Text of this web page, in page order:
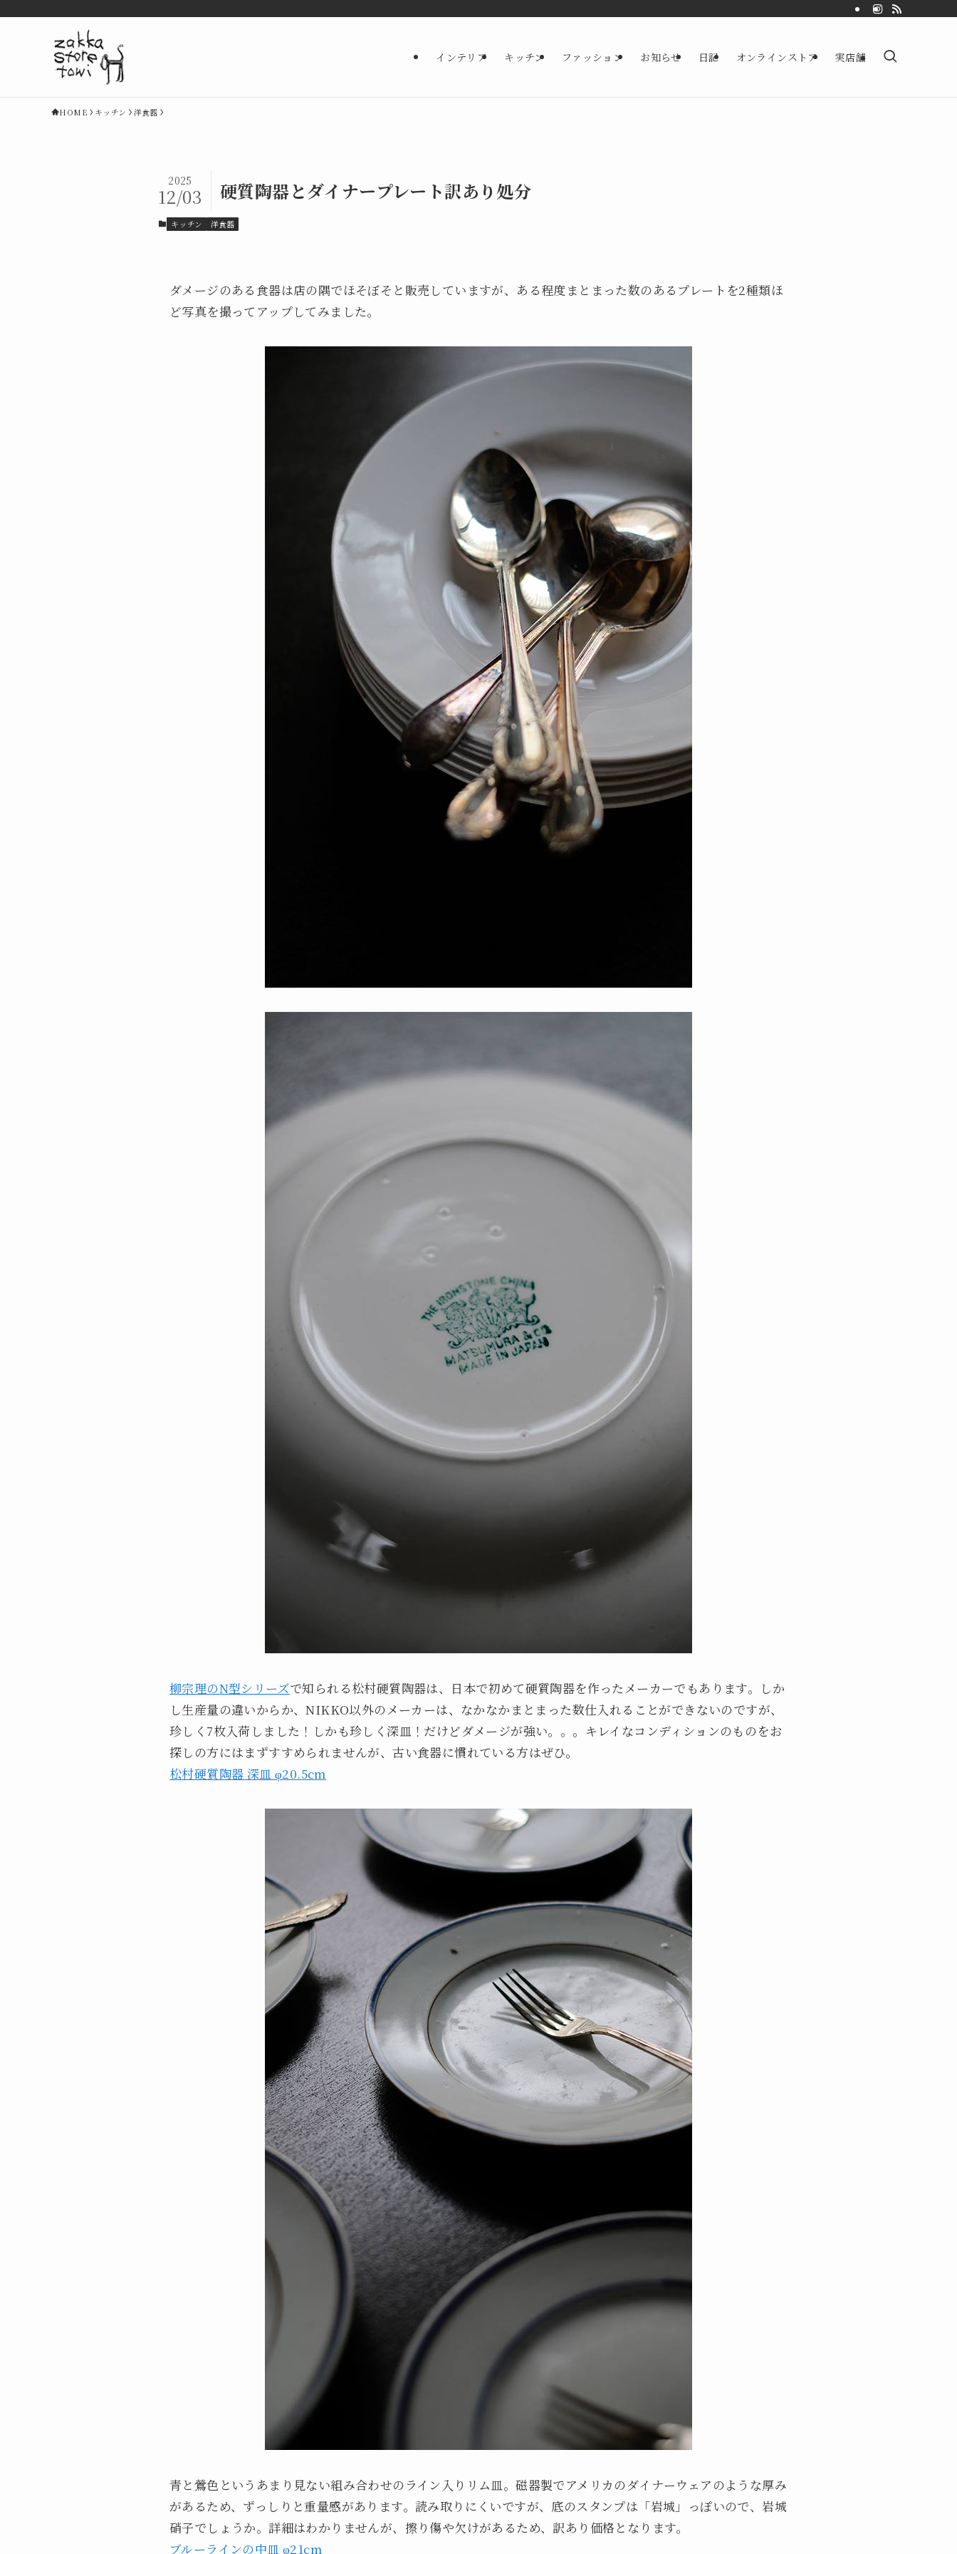
インテリア キッチン ファッション お知らせ 日記 オンラインストア 実店舗
HOME キッチン 洋食器
硬質陶器とダイナープレート訳あり処分
2025
12/03
キッチン 洋食器
ダメージのある食器は店の隅でほそぼそと販売していますが、ある程度まとまった数のあるプレートを2種類ほ
ど写真を撮ってアップしてみました。
柳宗理のN型シリーズで知られる松村硬質陶器は、日本で初めて硬質陶器を作ったメーカーでもあります。しか
し生産量の違いからか、NIKKO以外のメーカーは、なかなかまとまった数仕入れることができないのですが、
珍しく7枚入荷しました！しかも珍しく深皿！だけどダメージが強い。。。キレイなコンディションのものをお
探しの方にはまずすすめられませんが、古い食器に慣れている方はぜひ。
松村硬質陶器 深皿 φ20.5cm
青と鶯色というあまり見ない組み合わせのライン入りリム皿。磁器製でアメリカのダイナーウェアのような厚み
があるため、ずっしりと重量感があります。読み取りにくいですが、底のスタンプは「岩城」っぽいので、岩城
硝子でしょうか。詳細はわかりませんが、擦り傷や欠けがあるため、訳あり価格となります。
ブルーラインの中皿 φ21cm